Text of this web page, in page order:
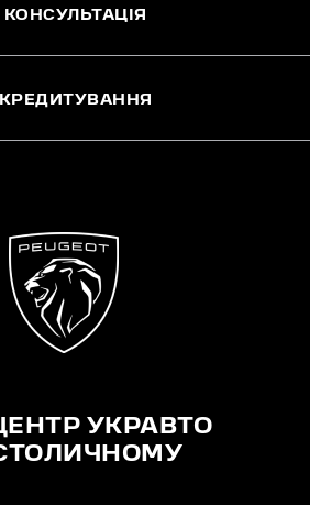
КОНСУЛЬТАЦІЯ
УКРАВТО